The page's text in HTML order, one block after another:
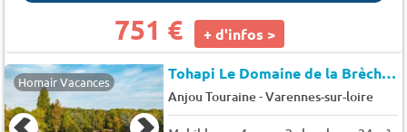
751 € + d'infos >
Homair Vacances Tohapi Le Domaine de la Brèche
Anjou Touraine-Varennes-sur-loire